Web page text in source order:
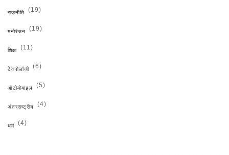
राजनीति (19)
मनोरंजन (19)
शिक्षा (11)
टेक्नोलॉजी (6)
ऑटोमोबाइल (5)
अंतरराष्ट्रीय (4)
धर्म (4)